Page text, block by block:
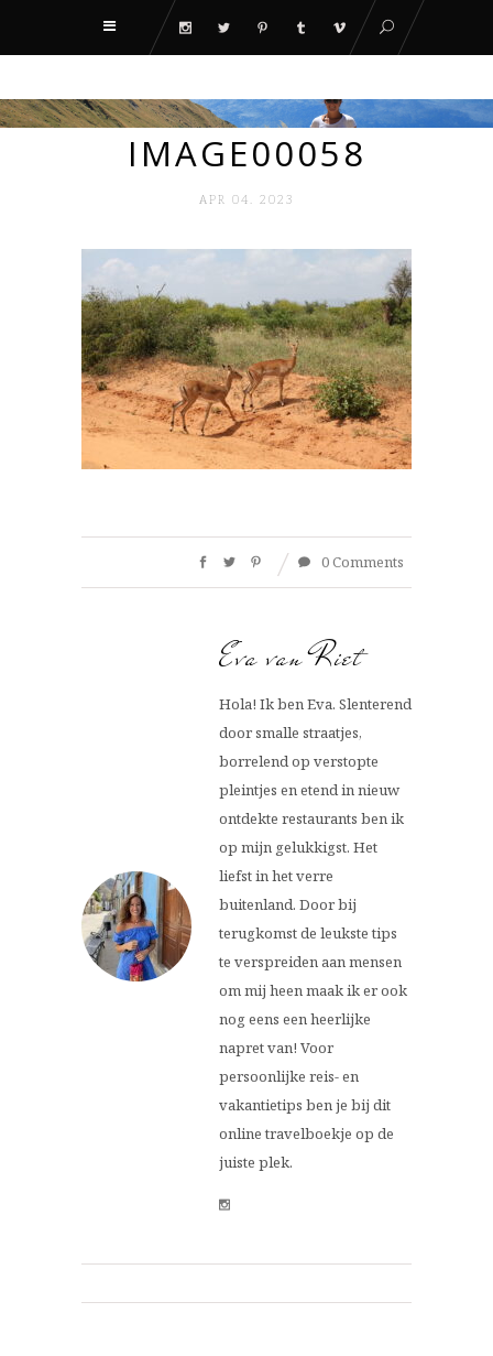
IMAGE00058
APR 04. 2023
0 Comments
Eva van Riet
Hola! Ik ben Eva. Slenterend
door smalle straatjes,
borrelend op verstopte
pleintjes en etend in nieuw
ontdekte restaurants ben ik
op mijn gelukkigst. Het
liefst in het verre
buitenland. Door bij
terugkomst de leukste tips
te verspreiden aan mensen
om mij heen maak ik er ook
nog eens een heerlijke
napret van! Voor
persoonlijke reis- en
vakantietips ben je bij dit
online travelboekje op de
juiste plek.